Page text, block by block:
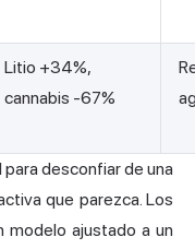
Litio +34%,
cannabis -67%
desconfiar de una
que parezca. Los
modelo ajustado a un